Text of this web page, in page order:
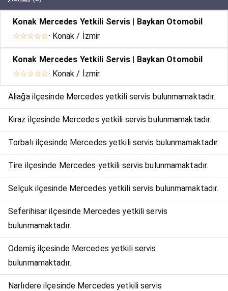
Konak Mercedes Yetkili Servis | Baykan Otomobil
☆☆☆☆☆· Konak / İzmir
Konak Mercedes Yetkili Servis | Baykan Otomobil
☆☆☆☆☆· Konak / İzmir
Aliağa ilçesinde Mercedes yetkili servis bulunmamaktadır.
Kiraz ilçesinde Mercedes yetkili servis bulunmamaktadır.
Torbalı ilçesinde Mercedes yetkili servis bulunmamaktadır.
Tire ilçesinde Mercedes yetkili servis bulunmamaktadır.
Selçuk ilçesinde Mercedes yetkili servis bulunmamaktadır.
Seferihisar ilçesinde Mercedes yetkili servis
bulunmamaktadır.
Ödemiş ilçesinde Mercedes yetkili servis
bulunmamaktadır.
Narlıdere ilçesinde Mercedes yetkili servis